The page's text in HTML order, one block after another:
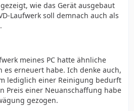
wie das Gerät ausgebaut
Laufwerk soll demnach auch als
meines PC hatte ähnliche
es erneuert habe. Ich denke auch,
lediglich einer Reinigung bedurft
Preis einer Neuanschaffung habe
gezogen.